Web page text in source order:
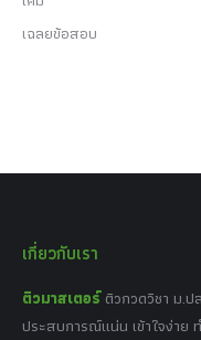
เฉลยข้อสอบ
เกี่ยวกับเรา
ติวมาสเตอร์ ติวกวดวิชา ม.
ประสบการณ์แน่น เข้าใจง่าย